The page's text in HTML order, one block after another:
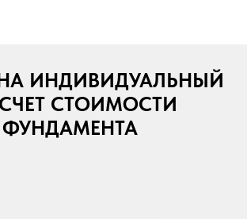
ИНДИВИДУАЛЬНЫЙ
СТОИМОСТИ
ФУНДАМЕНТА